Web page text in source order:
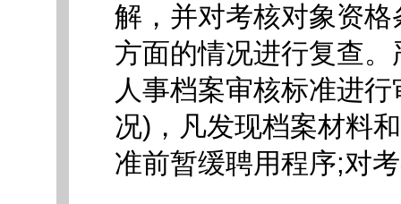
解，并对考核对象资
方面的情况进行复查
人事档案审核标准进
况)，凡发现档案材料
准前暂缓聘用程序;对